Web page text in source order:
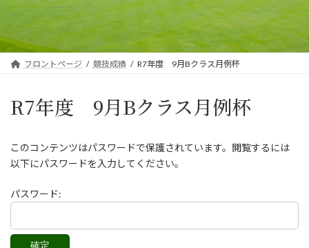
フロントページ 競技成績 R7年度 9月Bクラス月例杯
R7年度 9月Bクラス月例杯
このコンテンツはパスワードで保護されています。閲覧するには
以下にパスワードを入力してください。
パスワード: